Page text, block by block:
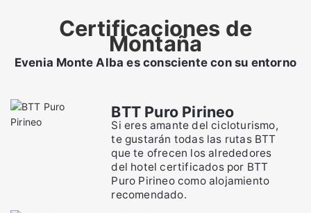
Certificaciones de
Montaña
Evenia Monte Alba es consciente con su entorno
BTT Puro Pirineo
Si eres amante del cicloturismo,
te gustarán todas las rutas BTT
que te ofrecen los alrededores
del hotel certificados por BTT
Puro Pirineo como alojamiento
recomendado.